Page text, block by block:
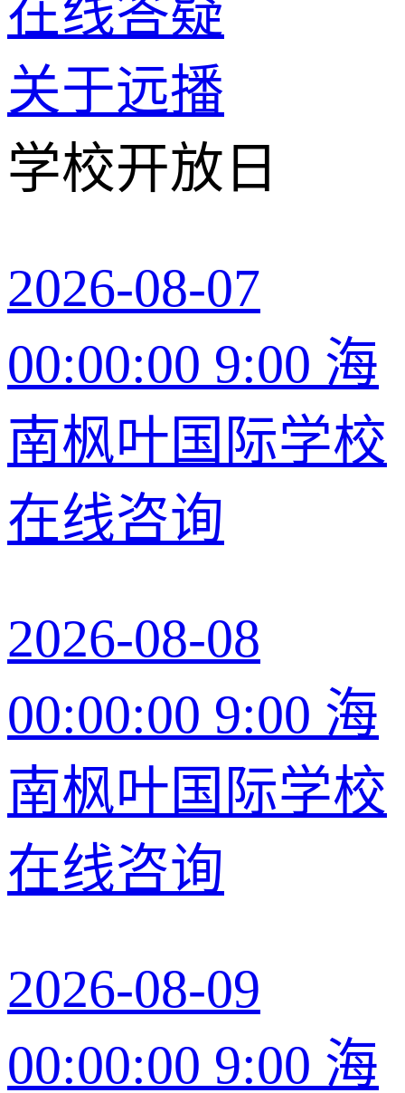
在线答疑
关于远播
学校开放日
2026-08-07
00:00:00 9:00 海
南枫叶国际学校
在线咨询
2026-08-08
00:00:00 9:00 海
南枫叶国际学校
在线咨询
2026-08-09
00:00:00 9:00 海